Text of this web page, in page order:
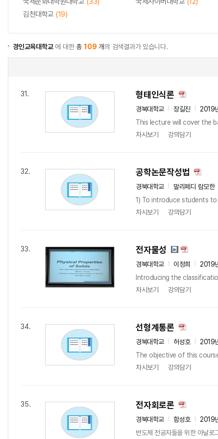
김천대학교 (19)
경인교육대학교에 대한총109 개의 검색결과가 있습니다.
31. 형태인식론
경북대학교 장길진
2019
This lecture will cover the
차시보기
강의담기
32. 공학논문작성법
경북대학교 말리페디 람모한
1) To introduce students
차시보기
강의담기
33. 전자물성
경북대학교 이정희
2019
Introducing the
차시보기
강의담기
34. 선형계통론
경북대학교 허성호
2019
The objective of this
차시보기
강의담기
35. 전자회로론
경북대학교 함성호
2019
반도체 전공자들을 위한 아